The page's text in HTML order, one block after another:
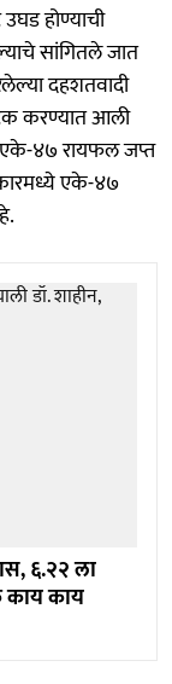
होण्याची
सांगितले जात
दहशतवादी
करण्यात आली
एके-४७ रायफल जप्त
एके-४७
६.२२ ला
काय काय